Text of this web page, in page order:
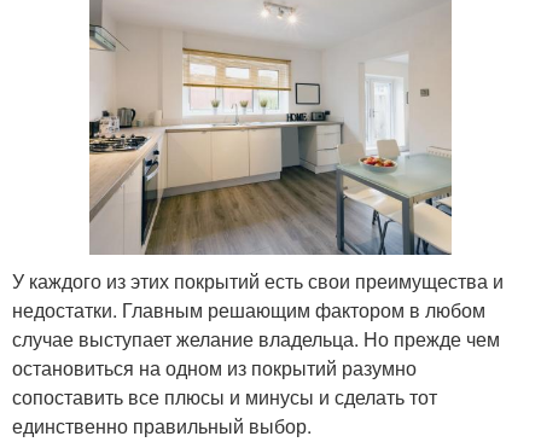
У каждого из этих покрытий есть свои преимущества и
недостатки. Главным решающим фактором в любом
случае выступает желание владельца. Но прежде чем
остановиться на одном из покрытий разумно
сопоставить все плюсы и минусы и сделать тот
единственно правильный выбор.